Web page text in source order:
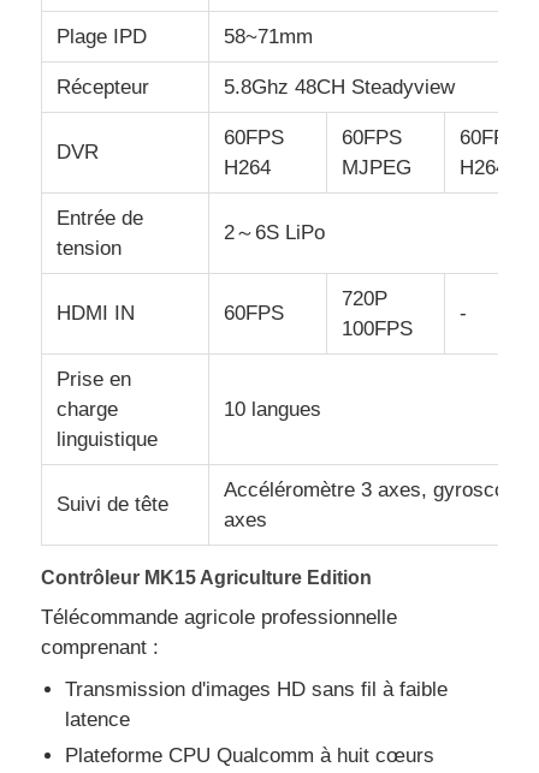
Plage IPD 58~71mm
Récepteur 5.8Ghz 48CH Steadyview
DVR
60FPS
H264
60FPS
MJPEG
60FPS
H264
Entrée de
tension
2～6S LiPo
HDMI IN 60FPS
720P
100FPS
-
Prise en
charge
linguistique
10 langues
Suivi de tête
Accéléromètre 3 axes, gyroscope
axes
Contrôleur MK15 Agriculture Edition
Télécommande agricole professionnelle
comprenant :
Transmission d'images HD sans fil à faible
latence
Plateforme CPU Qualcomm à huit cœurs